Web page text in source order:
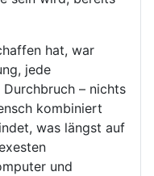
hat, war
jede
– nichts
kombiniert
was längst auf
und